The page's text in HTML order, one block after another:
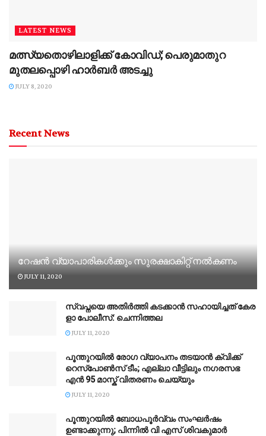
LATEST NEWS
മത്സ്യതൊഴിലാളിക്ക് കോവിഡ്; പെരുമാതുറ
മുതലപ്പൊഴി ഹാർബർ അടച്ചു
JULY 8, 2020
Recent News
റേഷന്‍ വ്യാപാരികള്‍ക്കും സുരക്ഷാകിറ്റ് നല്‍കണം
JULY 11, 2020
സ്വ​പ്ന​യെ അ​തി​ര്‍​ത്തി ക​ട​ക്കാ​ന്‍ സ​ഹാ​യി​ച്ച​ത് കേ​ര​
ളാ പോ​ലീ​സ്: ചെ​ന്നി​ത്ത​ല
JULY 11, 2020
പൂന്തുറയിൽ രോഗ വ്യാപനം തടയാന്‍ ക്വിക്ക്
റെസ്പോണ്‍സ് ടീം; എല്ലാ വീട്ടിലും നഗരസഭ
എന്‍ 95 മാസ്ക് വിതരണം ചെയ്യും
JULY 11, 2020
പൂന്തുറയില്‍ ബോധപൂര്‍വ്വം സംഘര്‍ഷം
ഉണ്ടാക്കുന്നു; പിന്നില്‍ വി എസ് ശിവകുമാര്‍